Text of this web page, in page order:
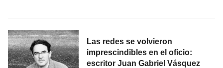
Las redes se volvieron
imprescindibles en el oficio:
escritor Juan Gabriel Vásquez